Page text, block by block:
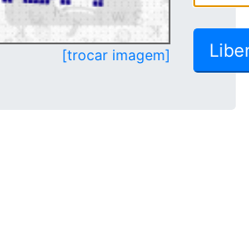
[trocar imagem]